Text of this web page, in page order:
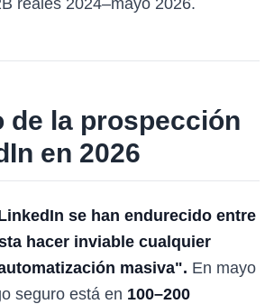
reales 2024–mayo 2026.
de la prospección
en 2026
se han endurecido entre
hacer inviable cualquier
masiva". En mayo
seguro está en 100–200